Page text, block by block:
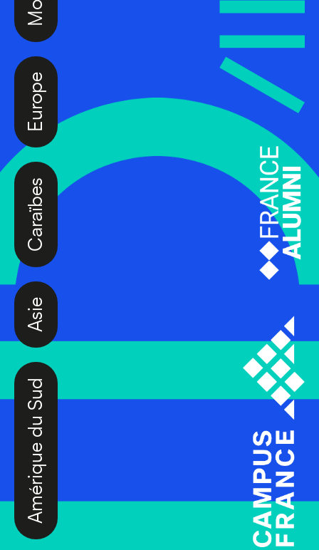
Amérique du Sud
Asie
Caraïbes
Europe